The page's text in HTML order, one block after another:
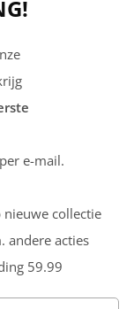
e-mail.
nieuwe collectie
andere acties
59.99